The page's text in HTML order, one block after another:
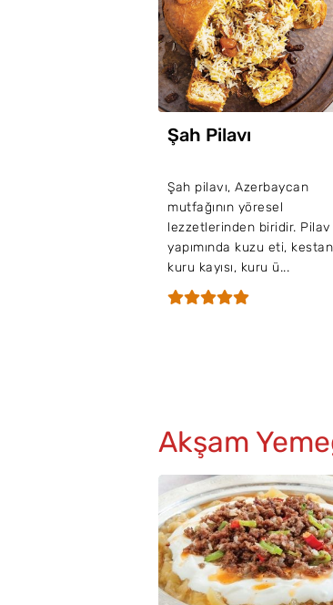
Şah Pilavı
Şah pilavı, Azerbaycan
mutfağının yöresel
lezzetlerinden biridir. Pilav
yapımında kuzu eti,
kuru kayısı, kuru ü...
Akşam